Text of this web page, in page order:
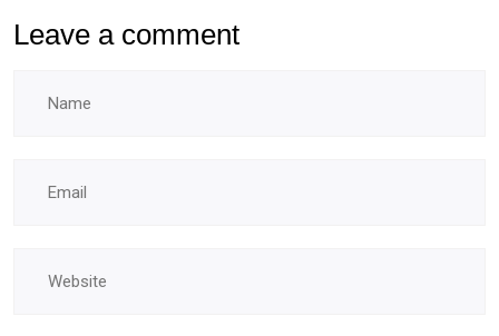
Leave a comment